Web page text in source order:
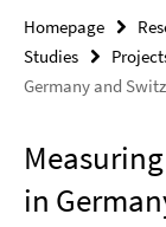
Homepage
Studies
Germany and
in